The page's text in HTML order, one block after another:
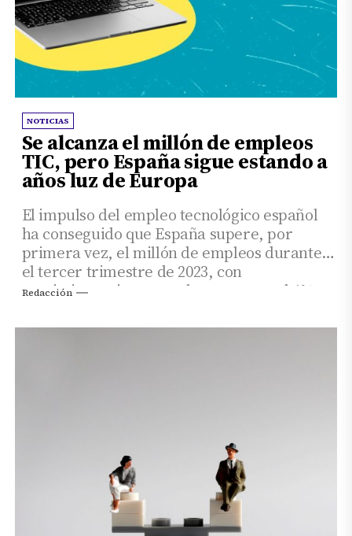
NOTICIAS
Se alcanza el millón de empleos
TIC, pero España sigue estando a
años luz de Europa
El impulso del empleo tecnológico español
ha conseguido que España supere, por
primera vez, el millón de empleos durante
el tercer trimestre de 2023, con
crecimientos interanuales cercanos al 4%.
Redacción